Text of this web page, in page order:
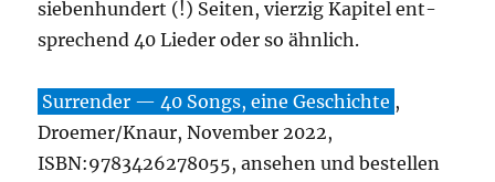
sie­ben­hun­dert (!) Sei­ten, vier­zig Kapi­tel ent­
spre­chend 40 Lie­der oder so ähnlich.
Sur­ren­der — 40 Songs, eine Geschich­te ,
Droemer/Knaur, Novem­ber 2022,
ISBN:9783426278055, anse­hen und bestel­len